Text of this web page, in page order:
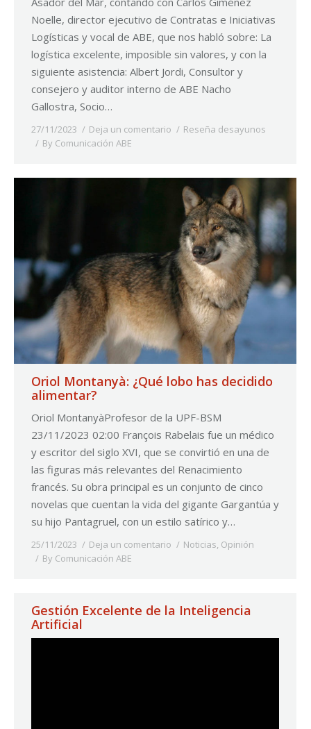
Noelle, director ejecutivo de Contratas e Iniciativas
Logísticas y vocal de ABE, que nos habló sobre: La
logística excelente, imposible sin valores, y con la
siguiente asistencia: Albert Jordi, Consultor y
consejero y auditor interno de ABE Nacho
Gallostra, Socio…
27/11/2023 Deja un comentario
Reseña desayunos
By Comunicación ABE
Oriol Montanyà: ¿Qué lobo has decidido
alimentar?
Oriol MontanyàProfesor de la UPF-BSM
23/11/2023 02:00 François Rabelais fue un médico
y escritor del siglo XVI, que se convirtió en una de
las figuras más relevantes del Renacimiento
francés. Su obra principal es un conjunto de cinco
novelas que cuentan la vida del gigante Gargantúa y
su hijo Pantagruel, con un estilo satírico y…
25/11/2023 Deja un comentario Noticias, Opinión
By Comunicación ABE
Gestión Excelente de la Inteligencia
Artificial